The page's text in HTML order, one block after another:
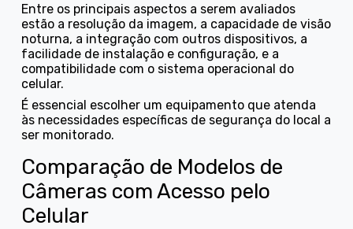
Entre os principais aspectos a serem avaliados
estão a resolução da imagem, a capacidade de visão
noturna, a integração com outros dispositivos, a
facilidade de instalação e configuração, e a
compatibilidade com o sistema operacional do
celular.
É essencial escolher um equipamento que atenda
às necessidades específicas de segurança do local a
ser monitorado.
Comparação de Modelos de
Câmeras com Acesso pelo
Celular